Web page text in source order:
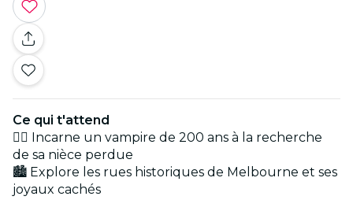
Ce qui t'attend
🧛‍♂️ Incarne un vampire de 200 ans à la recherche
de sa nièce perdue
🏙️ Explore les rues historiques de Melbourne et ses
joyaux cachés